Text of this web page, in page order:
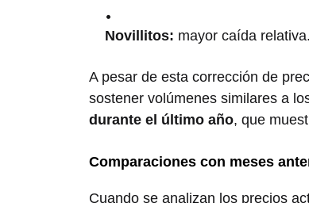
Novillitos: mayor caída relativa.
A pesar de esta corrección de
sostener volúmenes similares a
durante el último año, que
Comparaciones con meses
Cuando se analizan los precios